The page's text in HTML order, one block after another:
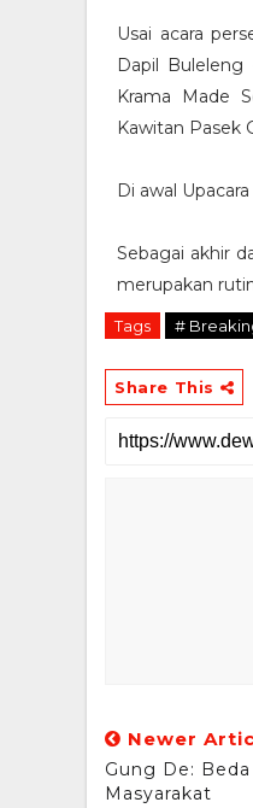
Usai acara
Dapil
Krama Made
Kawitan Pasek
Di awal
Sebagai akhir
merupakan
Tags #
Share This
Newer
Gung De:
Masyarakat